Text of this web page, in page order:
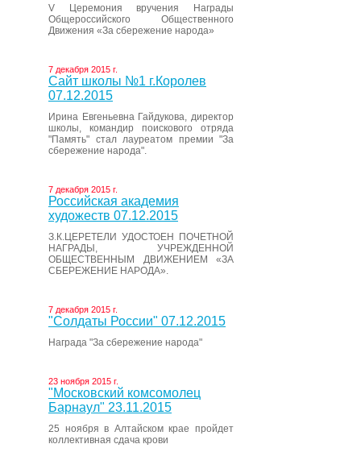
V Церемония вручения Награды
Общероссийского Общественного
Движения «За сбережение народа»
7 декабря 2015 г.
Сайт школы №1 г.Королев
07.12.2015
Ирина Евгеньевна Гайдукова, директор
школы, командир поискового отряда
"Память" стал лауреатом премии "За
сбережение народа".
7 декабря 2015 г.
Российская академия
художеств 07.12.2015
З.К.ЦЕРЕТЕЛИ УДОСТОЕН ПОЧЕТНОЙ
НАГРАДЫ, УЧРЕЖДЕННОЙ
ОБЩЕСТВЕННЫМ ДВИЖЕНИЕМ «ЗА
СБЕРЕЖЕНИЕ НАРОДА».
7 декабря 2015 г.
"Солдаты России" 07.12.2015
Награда "За сбережение народа"
23 ноября 2015 г.
"Московский комсомолец
Барнаул" 23.11.2015
25 ноября в Алтайском крае пройдет
коллективная сдача крови